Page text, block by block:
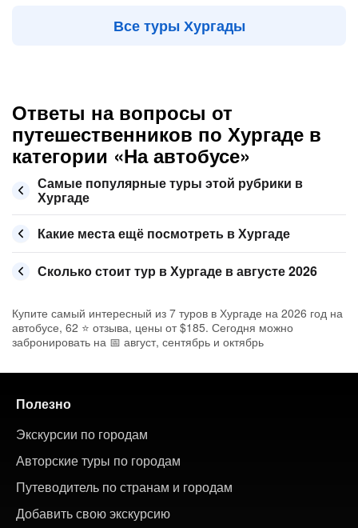
Все туры Хургады
Ответы на вопросы от
путешественников по Хургаде в
категории «На автобусе»
Самые популярные туры этой рубрики в
Хургаде
Какие места ещё посмотреть в Хургаде
Сколько стоит тур в Хургаде в августе 2026
Купите самый интересный из 7 туров в Хургаде на 2026 год на
автобусе, 62 ⭐ отзыва, цены от $185. Сегодня можно
забронировать на 📅 август, сентябрь и октябрь
Полезно
Экскурсии по городам
Авторские туры по городам
Путеводитель по странам и городам
Добавить свою экскурсию